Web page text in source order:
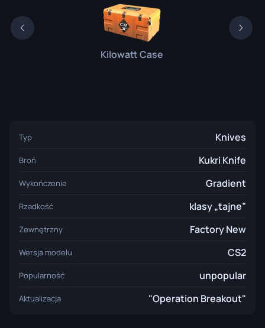
Kilowatt Case
Typ Knives
Broń Kukri Knife
Wykończenie Gradient
Rzadkość klasy „tajne”
Zewnętrzny Factory New
Wersja modelu CS2
Popularność unpopular
Aktualizacja "Operation Breakout"